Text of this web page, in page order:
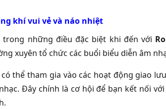
khí vui vẻ và náo nhiệt
trong những điều đặc biệt khi đến với
xuyên tổ chức các buổi biểu diễn âm
có thể tham gia vào các hoạt động giao
Đây chính là cơ hội để bạn kết nối